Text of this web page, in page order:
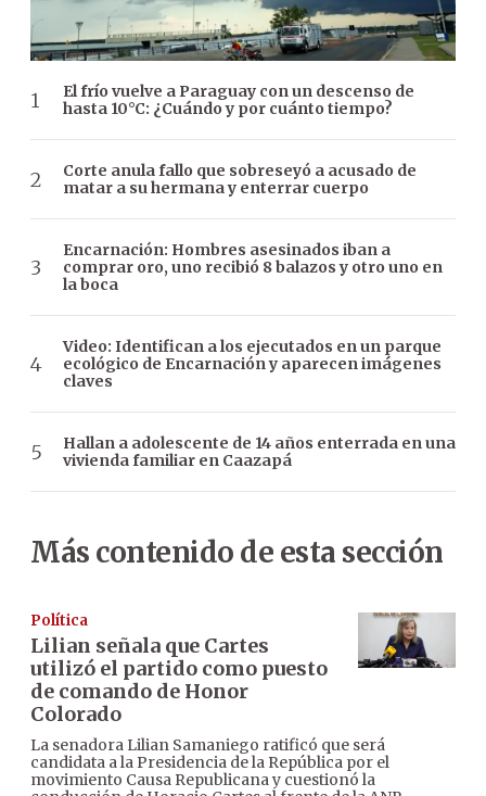
El frío vuelve a Paraguay con un descenso de
hasta 10°C: ¿Cuándo y por cuánto tiempo?
Corte anula fallo que sobreseyó a acusado de
matar a su hermana y enterrar cuerpo
Encarnación: Hombres asesinados iban a
comprar oro, uno recibió 8 balazos y otro uno en
la boca
Video: Identifican a los ejecutados en un parque
ecológico de Encarnación y aparecen imágenes
claves
Hallan a adolescente de 14 años enterrada en una
vivienda familiar en Caazapá
Más contenido de esta sección
Política
Lilian señala que Cartes
utilizó el partido como puesto
de comando de Honor
Colorado
La senadora Lilian Samaniego ratificó que será
candidata a la Presidencia de la República por el
movimiento Causa Republicana y cuestionó la